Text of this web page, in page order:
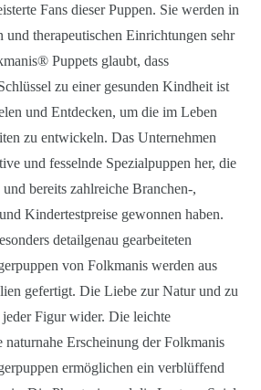
Fans dieser Puppen. Sie werden in
und therapeutischen Einrichtungen sehr
Puppets glaubt, dass
zu einer gesunden Kindheit ist
und Entdecken, um die im Leben
zu entwickeln. Das Unternehmen
und fesselnde Spezialpuppen her, die
bereits zahlreiche Branchen-,
Kindertestpreise gewonnen haben.
detailgenau gearbeiteten
von Folkmanis werden aus
gefertigt. Die Liebe zur Natur und zu
Figur wider. Die leichte
Erscheinung der Folkmanis
ermöglichen ein verblüffend